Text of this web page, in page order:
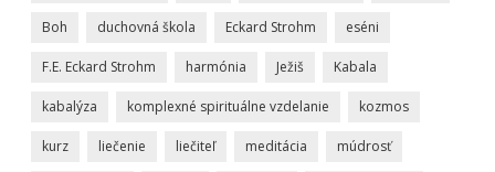
Boh duchovná škola Eckard Strohm eséni
F.E. Eckard Strohm harmónia Ježiš Kabala
kabalýza komplexné spirituálne vzdelanie kozmos
kurz liečenie liečiteľ meditácia múdrosť